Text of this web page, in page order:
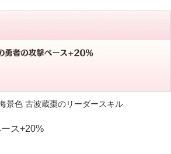
景色 古波蔵棗のリーダースキル
ス+20%